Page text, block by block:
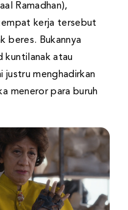
Ramadhan),
kerja tersebut
beres. Bukannya
kuntilanak atau
menghadirkan
meneror para buruh